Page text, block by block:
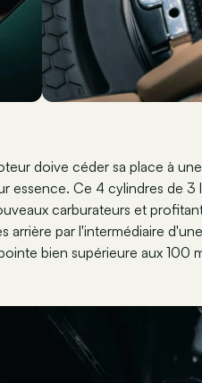
doive céder sa place à
essence. Ce 4 cylindres de 3
carburateurs et
arrière par l'intermédiaire
bien supérieure aux 100